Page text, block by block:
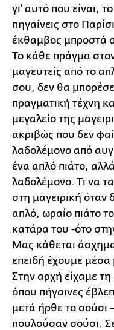
γι' αυτό που είναι,
πηγαίνεις στο
έκθαμβος μπροστά
Το κάθε πράγμα
μαγευτείς από το
σου, δεν θα
πραγματική τέχνη
μεγαλείο της
ακριβώς που δεν
λαδολέμονο από
ένα απλό πιάτο,
λαδολέμονο. Τι να
στη μαγειρική όταν
απλό, ωραίο πιάτο
κατάρα του -ότο
Μας κάθεται
επειδή έχουμε μέσα
Στην αρχή είχαμε τη
όπου πήγαινες
μετά ήρθε το σούσι
πουλούσαν σούσι.